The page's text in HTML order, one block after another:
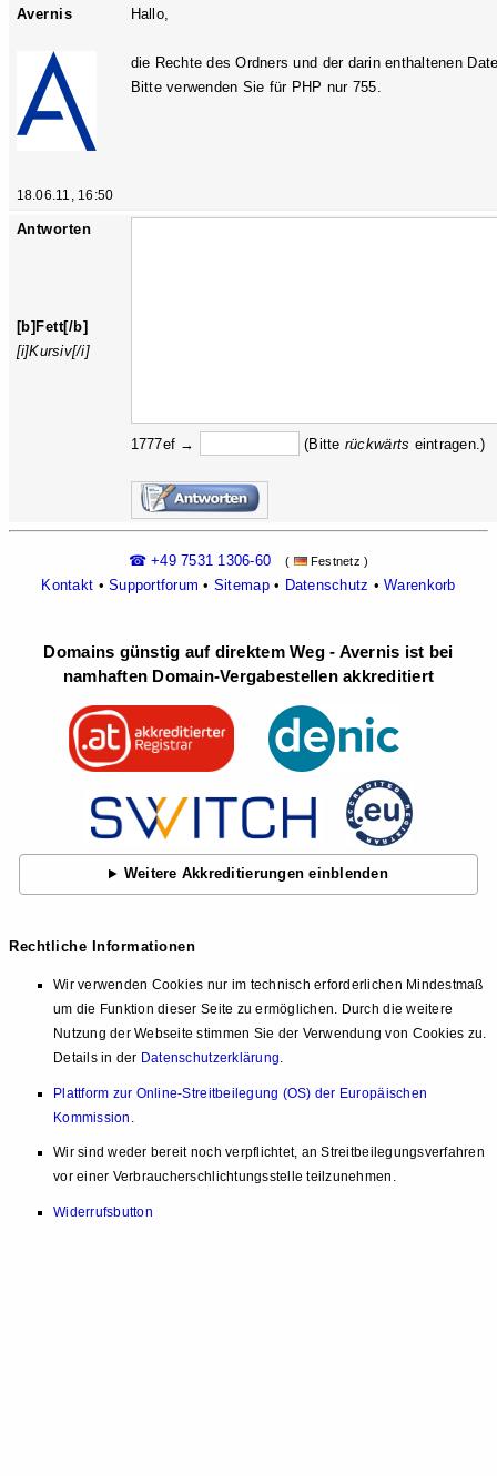
Avernis
18.06.11, 16:50
Hallo,
die Rechte des Ordners und der darin enthaltenen
Bitte verwenden Sie für PHP nur 755.
Antworten
[b]Fett[/b]
[i]Kursiv[/i]
1777ef → (Bitte rückwärts eintragen.)
☎ +49 7531 1306-60 ( Festnetz )
Kontakt •Supportforum • Sitemap• Datenschutz •Warenkorb
Domains günstig auf direktem Weg - Avernis ist bei
namhaften Domain-Vergabestellen akkreditiert
Weitere Akkreditierungen einblenden
Rechtliche Informationen
Wir verwenden Cookies nur im technisch erforderlichen Mindestmaß
um die Funktion dieser Seite zu ermöglichen. Durch die weitere
Nutzung der Webseite stimmen Sie der Verwendung von Cookies zu.
Details in der Datenschutzerklärung.
Plattform zur Online-Streitbeilegung (OS) der Europäischen
Kommission
Wir sind weder bereit noch verpflichtet, an Streitbeilegungsverfahren
vor einer Verbraucherschlichtungsstelle teilzunehmen.
Widerrufsbutton